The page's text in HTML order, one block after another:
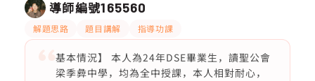
導師編號165560
解題思路 題目講解 指導功課
基本情況】 本人為24年DSE畢業生，讀聖公會
梁季彜中學，均為全中授課，本人相對耐心，